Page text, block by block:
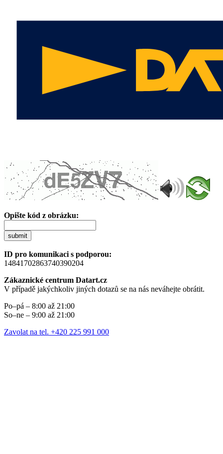
Opište kód z obrázku:
submit
ID pro komunikaci s podporou:
14841702863740390204
Zákaznické centrum Datart.cz
V případě jakýchkoliv jiných dotazů se na nás neváhejte obrátit.
Po–pá – 8:00 až 21:00
So–ne – 9:00 až 21:00
Zavolat na tel. +420 225 991 000